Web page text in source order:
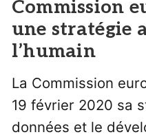
Commission
une stratégie
l’humain
La Commission
19 février 2020 sa
données et le